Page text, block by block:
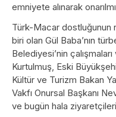
emniyete alınarak
Türk-Macar dostluğunun
biri olan Gül Baba’nın
Belediyesi’nin
Kurtulmuş, Eski
Kültür ve Turizm Bakan
Vakfı Onursal Başkanı
ve bugün hala